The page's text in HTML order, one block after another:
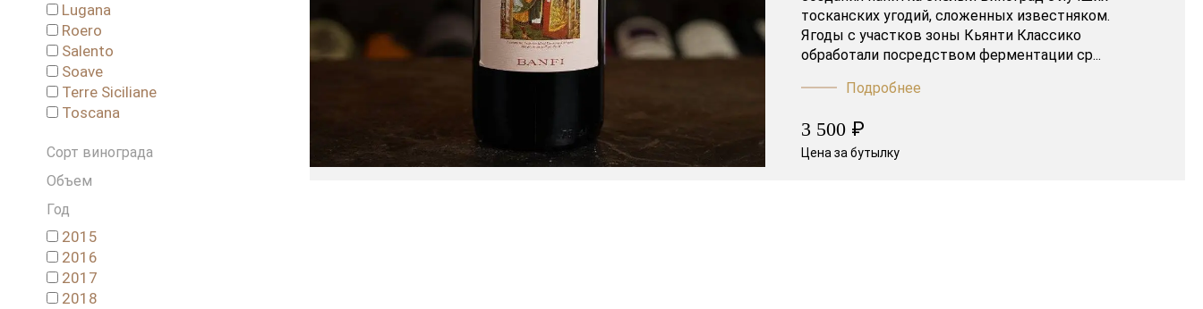
Lugana
Roero
Salento
Soave
Terre Siciliane
Toscana
Сорт винограда
Объем
Год
2015
2016
2017
2018
тосканских угодий, сложенных известняком.
Ягоды с участков зоны Кьянти Классико
обработали посредством ферментации ср...
Подробнее
3 500 ₽
Цена за бутылку